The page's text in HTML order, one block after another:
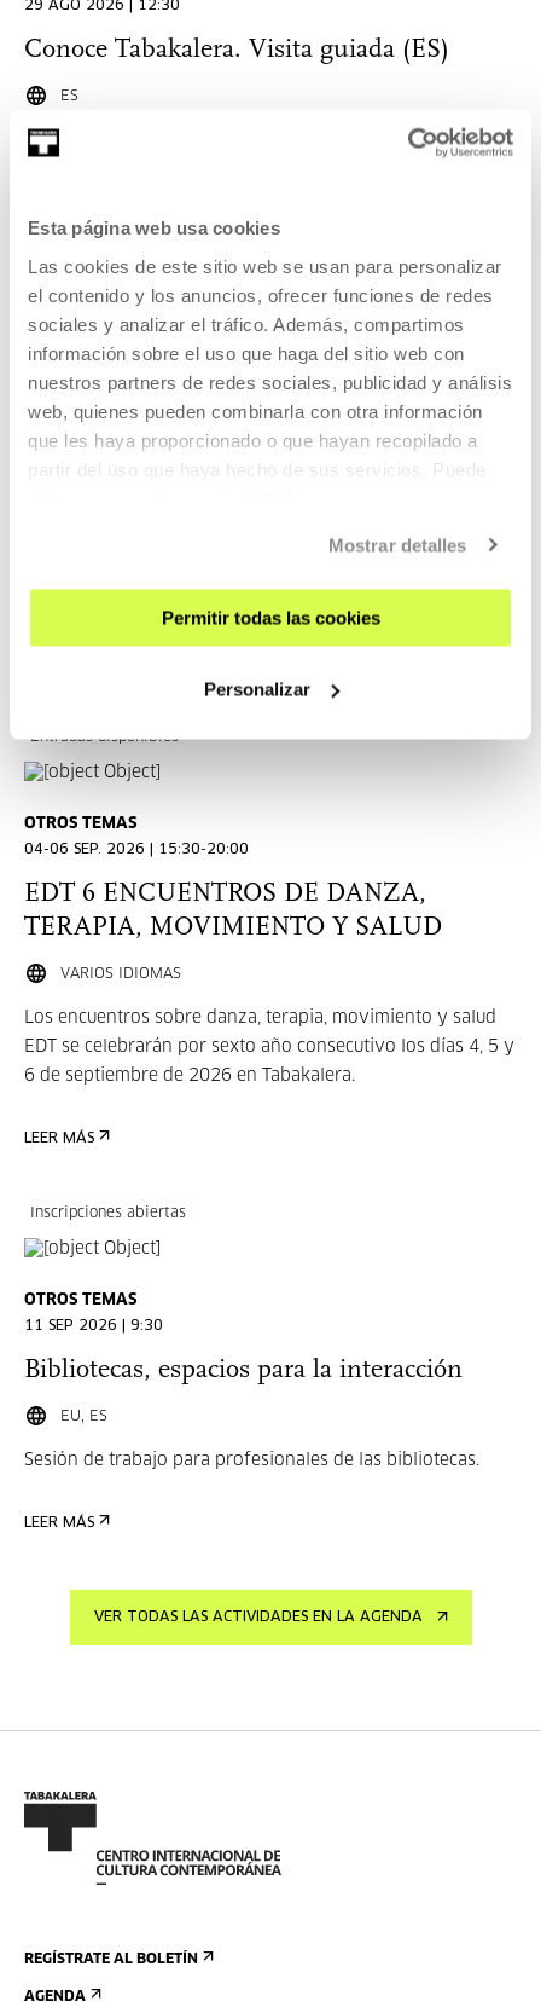
Esta página web usa cookies
Las cookies de este sitio web se usan para personalizar
el contenido y los anuncios, ofrecer funciones de redes
sociales y analizar el tráfico. Además, compartimos
información sobre el uso que haga del sitio web con
nuestros partners de redes sociales, publicidad y análisis
web, quienes pueden combinarla con otra información
que les haya proporcionado o que hayan recopilado a
partir del uso que haya hecho de sus servicios. Puede
Mostrar detalles
Permitir todas las cookies
Personalizar
29 AGO 2026 | 12:30
Conoce Tabakalera. Visita guiada (ES)
ES
Visitas guiadas a Tabakalera en castellano.
Inscripciones abiertas
OTROS TEMAS
29 AGO 2026 | 12:30
Visitas guiadas a Tabakalera en euskera.
ENTRADAS
Entradas disponibles
OTROS TEMAS
04-06 SEP. 2026 | 15:30-20:00
EDT 6 ENCUENTROS DE DANZA,
TERAPIA, MOVIMIENTO Y SALUD
VARIOS IDIOMAS
Los encuentros sobre danza, terapia, movimiento y salud
EDT se celebrarán por sexto año consecutivo los días 4, 5 y
6 de septiembre de 2026 en Tabakalera.
LEER MÁS
Inscripciones abiertas
OTROS TEMAS
11 SEP 2026 | 9:30
Bibliotecas, espacios para la interacción
EU, ES
Sesión de trabajo para profesionales de las bibliotecas.
LEER MÁS
VER TODAS LAS ACTIVIDADES EN LA AGENDA
REGÍSTRATE AL BOLETÍN
AGENDA